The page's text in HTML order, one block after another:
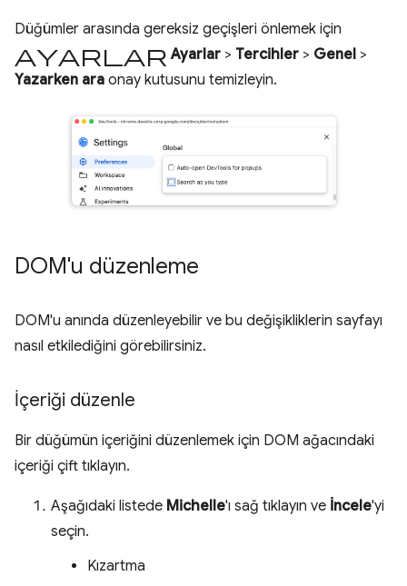
Düğümler arasında gereksiz geçişleri önlemek için
ayarlar Ayarlar > Tercihler > Genel >
Yazarken ara onay kutusunu temizleyin.
DOM'u düzenleme
DOM'u anında düzenleyebilir ve bu değişikliklerin sayfayı
nasıl etkilediğini görebilirsiniz.
İçeriği düzenle
Bir düğümün içeriğini düzenlemek için DOM ağacındaki
içeriği çift tıklayın.
Aşağıdaki listede Michelle'ı sağ tıklayın ve İncele'yi
seçin.
Kızartma